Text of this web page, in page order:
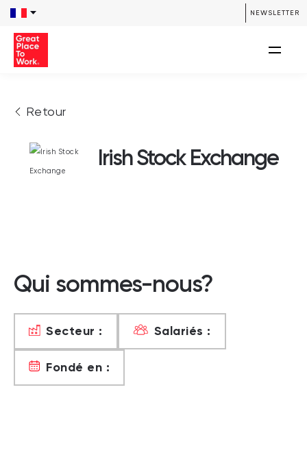
NEWSLETTER
Retour
Irish Stock Exchange
Qui sommes-nous?
Secteur : Salariés :
Fondé en :